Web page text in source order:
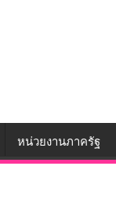
หน่วยงานภาครัฐ